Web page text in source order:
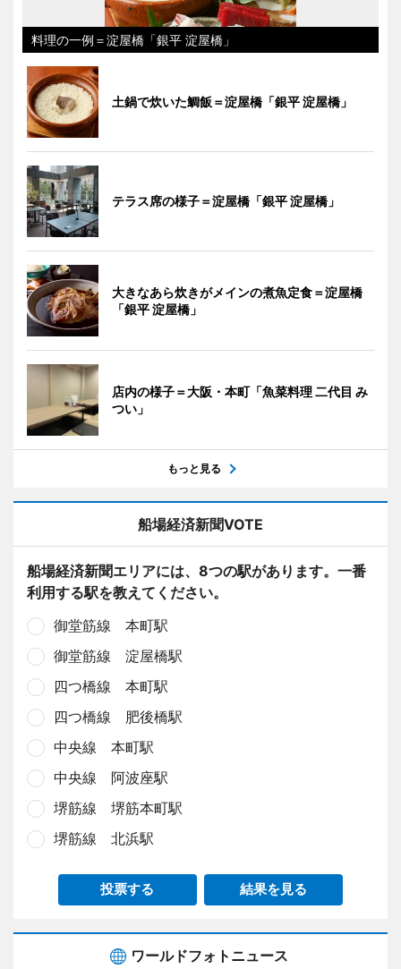
料理の一例＝淀屋橋「銀平 淀屋橋」
土鍋で炊いた鯛飯＝淀屋橋「銀平 淀屋橋」
テラス席の様子＝淀屋橋「銀平 淀屋橋」
大きなあら炊きがメインの煮魚定食＝淀屋橋
「銀平 淀屋橋」
店内の様子＝大阪・本町「魚菜料理 二代目 み
つい」
もっと見る
船場経済新聞VOTE
船場経済新聞エリアには、8つの駅があります。一番
利用する駅を教えてください。
御堂筋線 本町駅
御堂筋線 淀屋橋駅
四つ橋線 本町駅
四つ橋線 肥後橋駅
中央線 本町駅
中央線 阿波座駅
堺筋線 堺筋本町駅
堺筋線 北浜駅
投票する 結果を見る
ワールドフォトニュース